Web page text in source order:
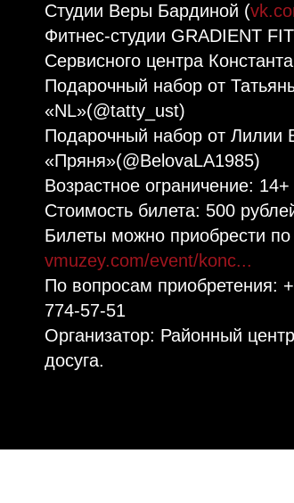
Студии Веры Бардиной (
Фитнес-студии GRADIENT
Сервисного центра
Подарочный набор от
«NL»(@tatty_ust)⁣⁣⠀
Подарочный набор от Лилии
«Пряня»(@BelovaLA1985)⁣⁣⠀
Возрастное ограничение: 14+⁣⁣⠀
Стоимость билета: 500
Билеты можно приобрести
vmuzey.com/event/konc...
По вопросам приобретения:
774-57-51⁣⁣⠀
Организатор: Районный
досуга.⁣⁣